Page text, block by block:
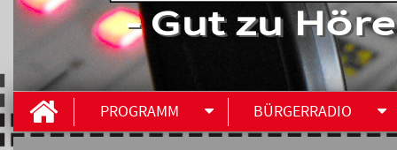
- Gut zu
PROGRAMM BÜRGERRADIO